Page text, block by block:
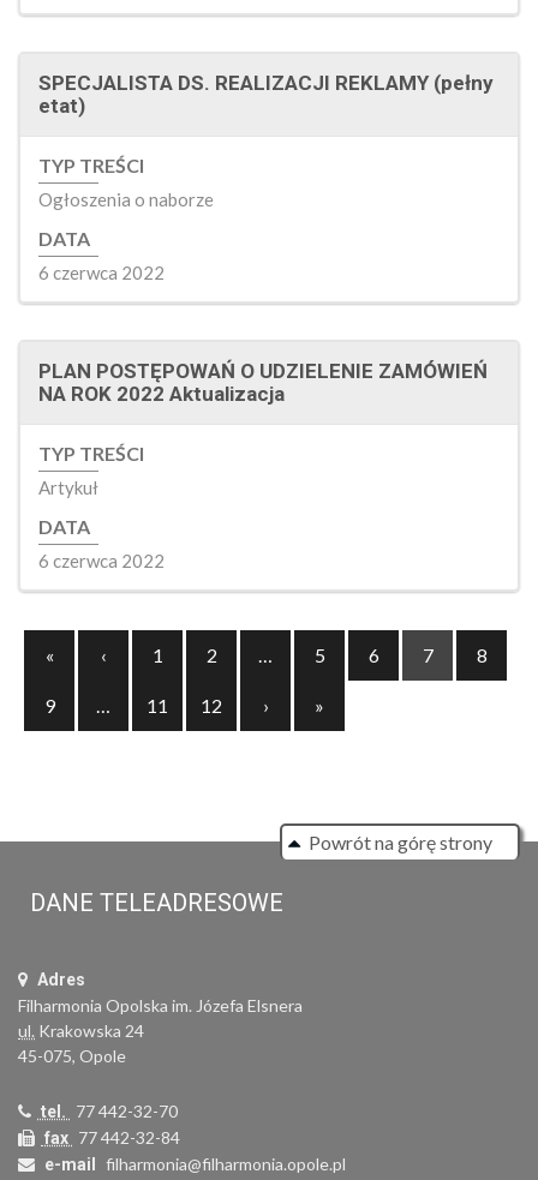
SPECJALISTA DS. REALIZACJI REKLAMY (pełny
etat)
TYP TREŚCI
Ogłoszenia o naborze
DATA
6 czerwca 2022
PLAN POSTĘPOWAŃ O UDZIELENIE ZAMÓWIEŃ
NA ROK 2022 Aktualizacja
TYP TREŚCI
Artykuł
DATA
6 czerwca 2022
«Previous
‹ 1 2 … 5 6 7 8
9 … 11 12 › »
Powrót na górę strony
DANE TELEADRESOWE
Adres
Filharmonia Opolska im. Józefa Elsnera
ul. Krakowska 24
45-075, Opole
tel. 77 442-32-70
fax 77 442-32-84
e-mail filharmonia@filharmonia.opole.pl